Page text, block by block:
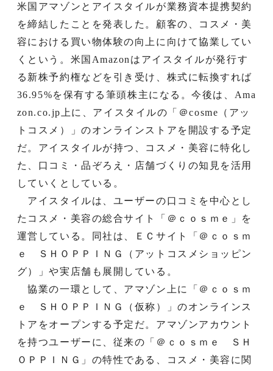
米国アマゾンとアイスタイルが業務資本提携契約
を締結したことを発表した。顧客の、コスメ・美
容における買い物体験の向上に向けて協業してい
くという。米国Amazonはアイスタイルが発行す
る新株予約権などを引き受け、株式に転換すれば
36.95%を保有する筆頭株主になる。今後は、Ama
zon.co.jp上に、アイスタイルの「＠cosme（アッ
トコスメ）」のオンラインストアを開設する予定
だ。アイスタイルが持つ、コスメ・美容に特化し
た、口コミ・品ぞろえ・店舗づくりの知見を活用
していくとしている。
アイスタイルは、ユーザーの口コミを中心とし
たコスメ・美容の総合サイト「＠ｃｏｓｍｅ」を
運営している。同社は、ＥＣサイト「＠ｃｏｓｍ
ｅ ＳＨＯＰＰＩＮＧ（アットコスメショッピン
グ）」や実店舗も展開している。
協業の一環として、アマゾン上に「＠ｃｏｓｍ
ｅ ＳＨＯＰＰＩＮＧ（仮称）」のオンラインス
トアをオープンする予定だ。アマゾンアカウント
を持つユーザーに、従来の「＠ｃｏｓｍｅ ＳＨ
ＯＰＰＩＮＧ」の特性である、コスメ・美容に関